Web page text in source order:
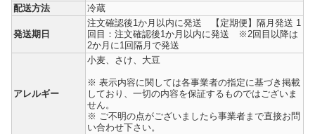
配送方法
冷蔵
発送期日
注文確認後1か月以内に発送 【定期便】隔月発送 1
回目：注文確認後1か月以内に発送 ※2回目以降は
2か月に1回隔月で発送
アレルギー
小麦、さけ、大豆
※ 表示内容に関しては各事業者の指定に基づき掲載
しており、一切の内容を保証するものではございま
せん。
※ ご不明の点がございましたら事業者まで直接お問
い合わせ下さい。